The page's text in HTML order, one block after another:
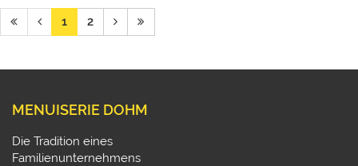
1 2
MENUISERIE DOHM
Die Tradition eines
Familienunternehmens